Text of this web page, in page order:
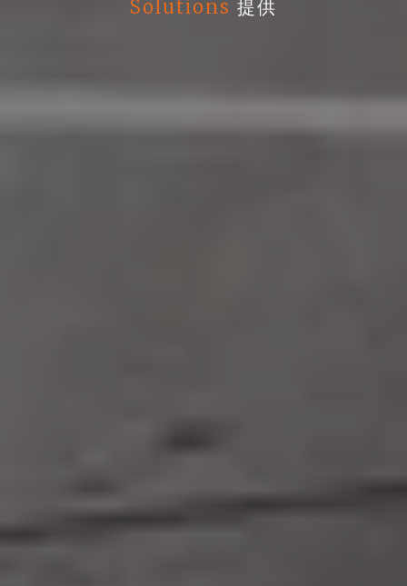
Solutions 提供